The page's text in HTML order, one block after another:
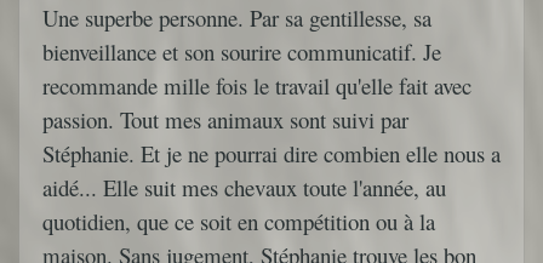
Une superbe personne. Par sa gentillesse, sa
bienveillance et son sourire communicatif. Je
recommande mille fois le travail qu'elle fait avec
passion. Tout mes animaux sont suivi par
Stéphanie. Et je ne pourrai dire combien elle nous a
aidé... Elle suit mes chevaux toute l'année, au
quotidien, que ce soit en compétition ou à la
maison. Sans jugement, Stéphanie trouve les bon